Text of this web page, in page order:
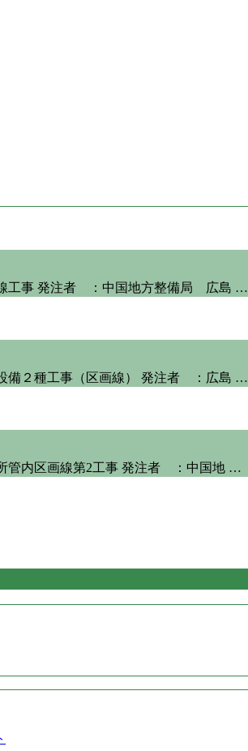
工事 発注者 ：中国地方整備局 広島 …
備２種工事（区画線） 発注者 ：広島 …
管内区画線第2工事 発注者 ：中国地 …